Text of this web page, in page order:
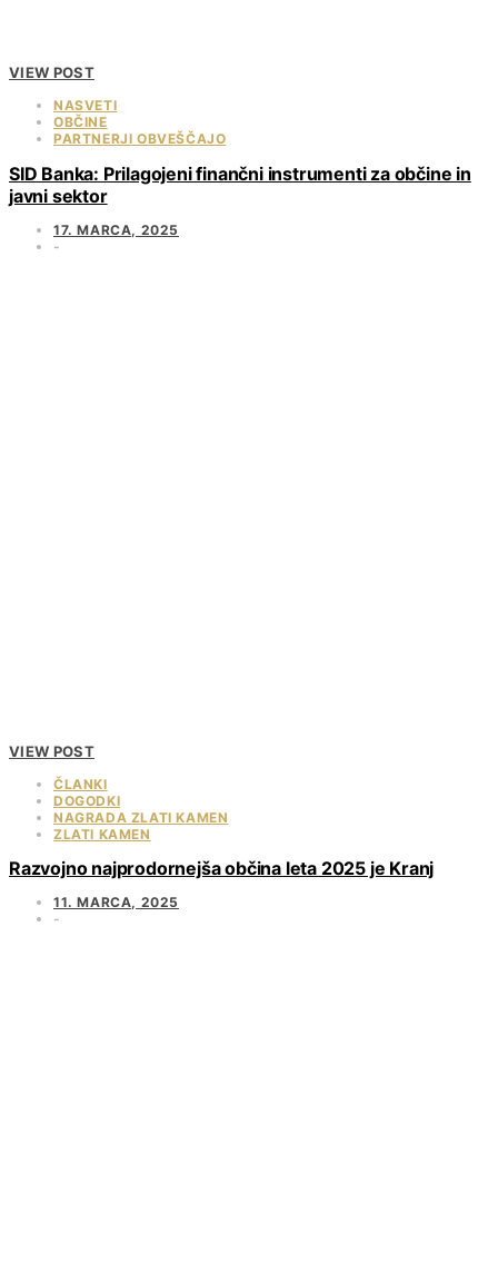
VIEW POST
NASVETI
OBČINE
PARTNERJI OBVEŠČAJO
SID Banka: Prilagojeni finančni instrumenti za občine in
javni sektor
17. MARCA, 2025
VIEW POST
ČLANKI
DOGODKI
NAGRADA ZLATI KAMEN
ZLATI KAMEN
Razvojno najprodornejša občina leta 2025 je Kranj
11. MARCA, 2025